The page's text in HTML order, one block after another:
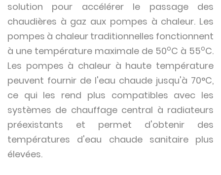
solution pour accélérer le passage des
chaudières à gaz aux pompes à chaleur. Les
pompes à chaleur traditionnelles fonctionnent
à une température maximale de 50oC à 55oC.
Les pompes à chaleur à haute température
peuvent fournir de l'eau chaude jusqu'à 70°C,
ce qui les rend plus compatibles avec les
systèmes de chauffage central à radiateurs
préexistants et permet d'obtenir des
températures d'eau chaude sanitaire plus
élevées.